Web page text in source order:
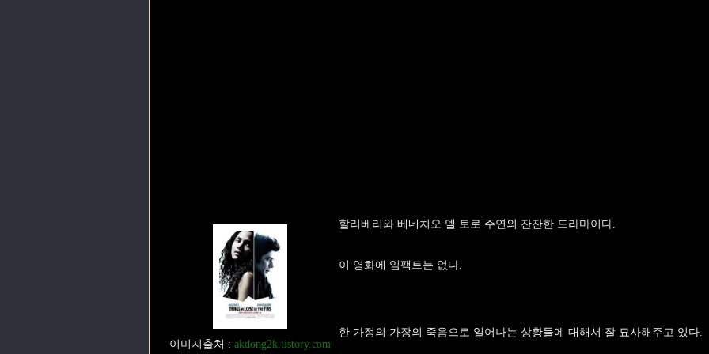
이미지출처 : akdong2k.tistory.com
할리베리와 베네치오 델 토로 주연의 잔잔한 드라마이다.
이 영화에 임팩트는 없다.
한 가정의 가장의 죽음으로 일어나는 상황들에 대해서 잘 묘사해주고 있다.